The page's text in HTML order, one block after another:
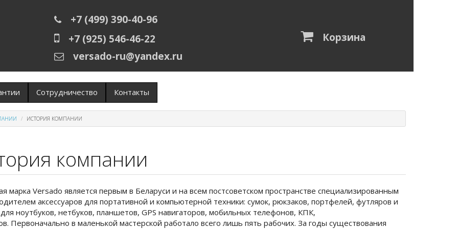
+7 (499) 390-40-96
+7 (925) 546-46-22
versado-ru@yandex.ru
Корзина
Сотрудничество Контакты
ИСТОРИЯ КОМПАНИИ
компании
марка Versado является первым в Беларуси и на всем постсоветском пространстве специализированным
аксессуаров для портативной и компьютерной техники: сумок, рюкзаков, портфелей, футляров и
ноутбуков, нетбуков, планшетов, GPS навигаторов, мобильных телефонов, КПК,
Первоначально в маленькой мастерской работало всего лишь пять рабочих. За годы существования